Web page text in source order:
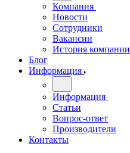
Компания
Новости
Сотрудники
Вакансии
История компании
Блог
Информация
Информация
Статьи
Вопрос-ответ
Производители
Контакты